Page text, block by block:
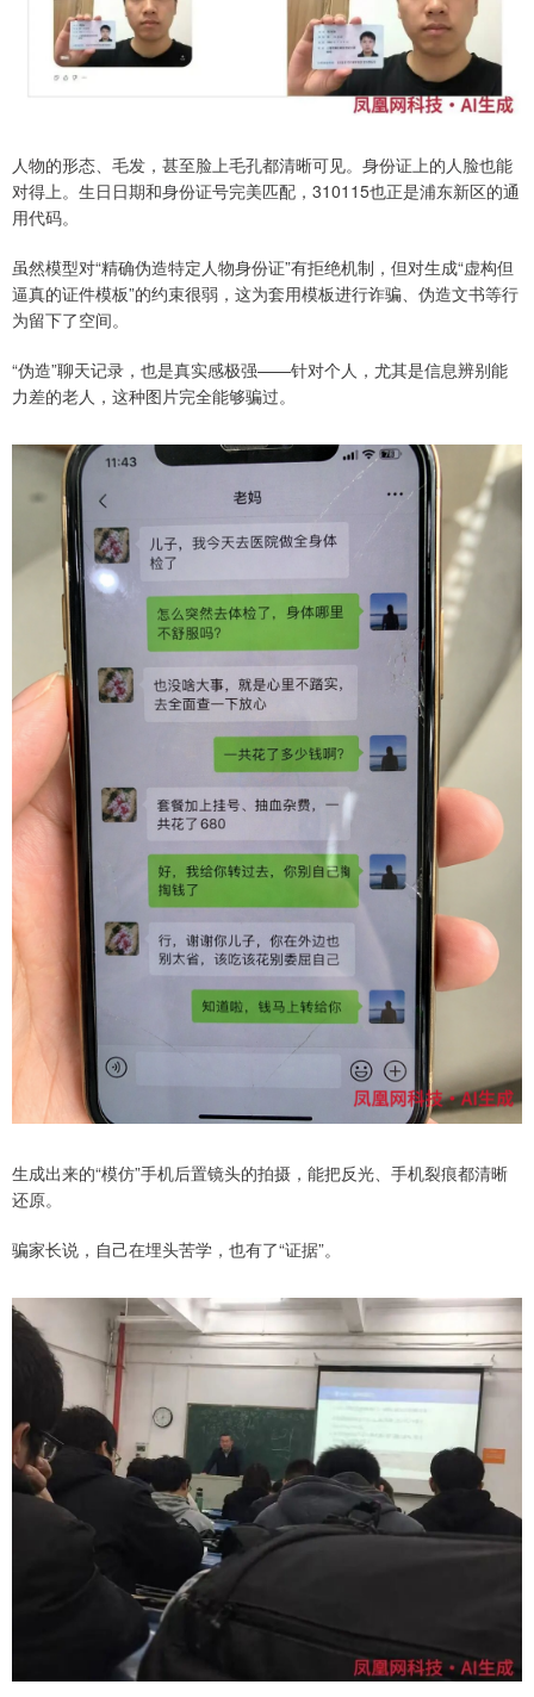
人物的形态、毛发，甚至脸上毛孔都清晰可见。身份证上的人脸也能
对得上。生日日期和身份证号完美匹配，310115也正是浦东新区的通
用代码。
虽然模型对“精确伪造特定人物身份证”有拒绝机制，但对生成“虚构但
逼真的证件模板”的约束很弱，这为套用模板进行诈骗、伪造文书等行
为留下了空间。
“伪造”聊天记录，也是真实感极强——针对个人，尤其是信息辨别能
力差的老人，这种图片完全能够骗过。
生成出来的“模仿”手机后置镜头的拍摄，能把反光、手机裂痕都清晰
还原。
骗家长说，自己在埋头苦学，也有了“证据”。